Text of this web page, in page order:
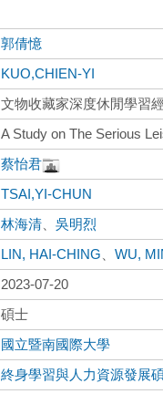
郭倩憶
KUO,CHIEN-YI
文物收藏家深度休閒學習
A Study on The Serious
蔡怡君
TSAI,YI-CHUN
林海清 、吳明烈
LIN, HAI-CHING 、WU,
2023-07-20
碩士
國立暨南國際大學
終身學習與人力資源發展